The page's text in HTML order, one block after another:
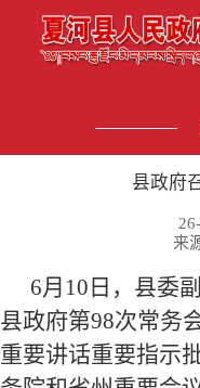
县政府
来
6月10日，县委
县政府第98次常务
重要讲话重要指示